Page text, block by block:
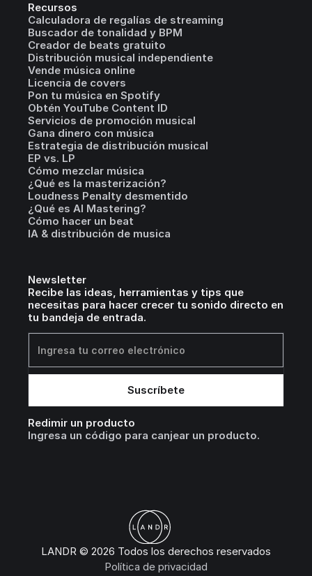
Recursos
Calculadora de regalías de streaming
Buscador de tonalidad y BPM
Creador de beats gratuito
Distribución musical independiente
Vende música online
Licencia de covers
Pon tu música en Spotify
Obtén YouTube Content ID
Servicios de promoción musical
Gana dinero con música
Estrategia de distribución musical
EP vs. LP
Cómo mezclar música
¿Qué es la masterización?
Loudness Penalty desmentido
¿Qué es AI Mastering?
Cómo hacer un beat
IA & distribución de musica
Newsletter
Recibe las ideas, herramientas y tips que
necesitas para hacer crecer tu sonido directo en
tu bandeja de entrada.
Redimir un producto
Ingresa un código para canjear un producto.
LANDR © 2026 Todos los derechos reservados
Política de privacidad